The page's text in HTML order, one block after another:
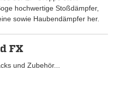
hochwertige Stoßdämpfer,
sowie Haubendämpfer her.
FX
und Zubehör...